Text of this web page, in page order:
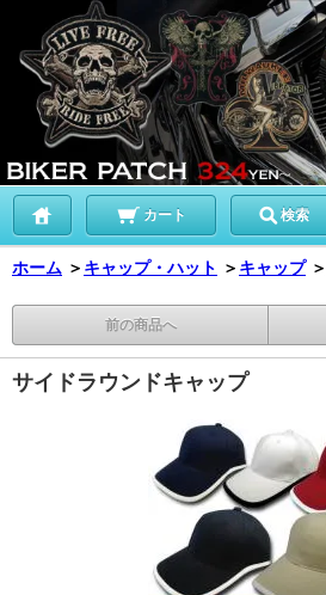
カート 検索
ホーム ＞ キャップ・ハット ＞ キャップ ＞
前の商品へ
サイドラウンドキャップ